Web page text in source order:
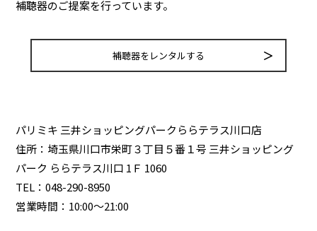
補聴器のご提案を行っています。
補聴器をレンタルする
パリミキ 三井ショッピングパークららテラス川口店
住所：埼玉県川口市栄町３丁目５番１号 三井ショッピング
パーク ららテラス川口 1Ｆ 1060
TEL：048-290-8950
営業時間：10:00～21:00